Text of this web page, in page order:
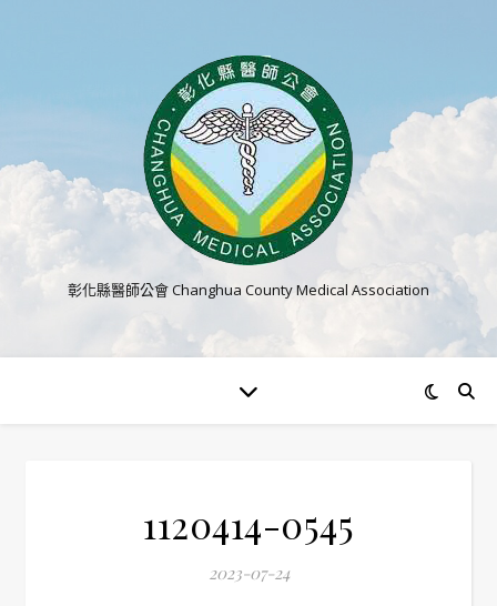
彰化縣醫師公會 Changhua County Medical Association
1120414-0545
2023-07-24